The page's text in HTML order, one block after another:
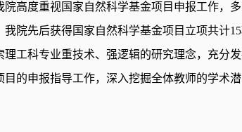
院高度重视国家自然科学基金项目申报工作，
我院先后获得国家自然科学基金项目立项共计
理工科专业重技术、强逻辑的研究理念，充分
目的申报指导工作，深入挖掘全体教师的学术